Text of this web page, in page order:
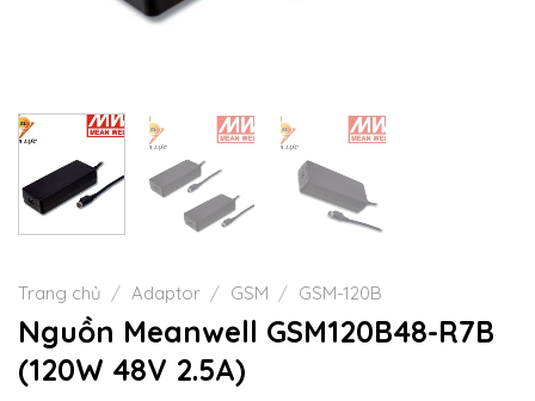
Trang chủ / Adaptor / GSM / GSM-120B
Nguồn Meanwell GSM120B48-R7B
(120W 48V 2.5A)